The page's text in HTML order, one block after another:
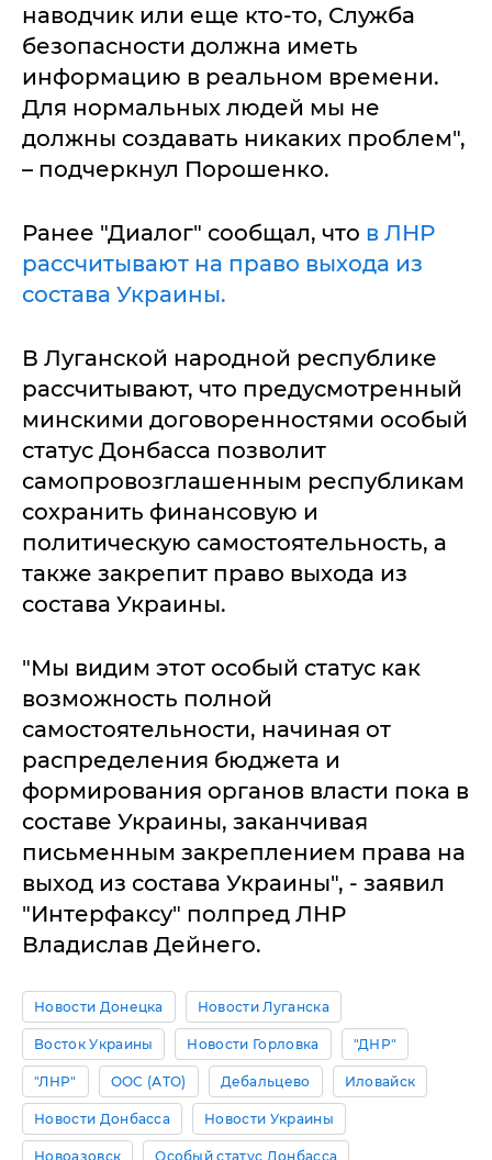
наводчик или еще кто-то, Служба
безопасности должна иметь
информацию в реальном времени.
Для нормальных людей мы не
должны создавать никаких проблем",
– подчеркнул Порошенко.
Ранее "Диалог" сообщал, что в ЛНР
рассчитывают на право выхода из
состава Украины.
В Луганской народной республике
рассчитывают, что предусмотренный
минскими договоренностями особый
статус Донбасса позволит
самопровозглашенным республикам
сохранить финансовую и
политическую самостоятельность, а
также закрепит право выхода из
состава Украины.
"Мы видим этот особый статус как
возможность полной
самостоятельности, начиная от
распределения бюджета и
формирования органов власти пока в
составе Украины, заканчивая
письменным закреплением права на
выход из состава Украины", - заявил
"Интерфаксу" полпред ЛНР
Владислав Дейнего.
Новости Донецка Новости Луганска
Восток Украины Новости Горловка "ДНР"
"ЛНР" ООС (АТО) Дебальцево Иловайск
Новости Донбасса Новости Украины
Новоазовск Особый статус Донбасса